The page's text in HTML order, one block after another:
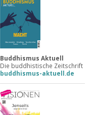
Buddhismus Aktuell
Die buddhistische Zeitschrift
buddhismus-aktuell.de